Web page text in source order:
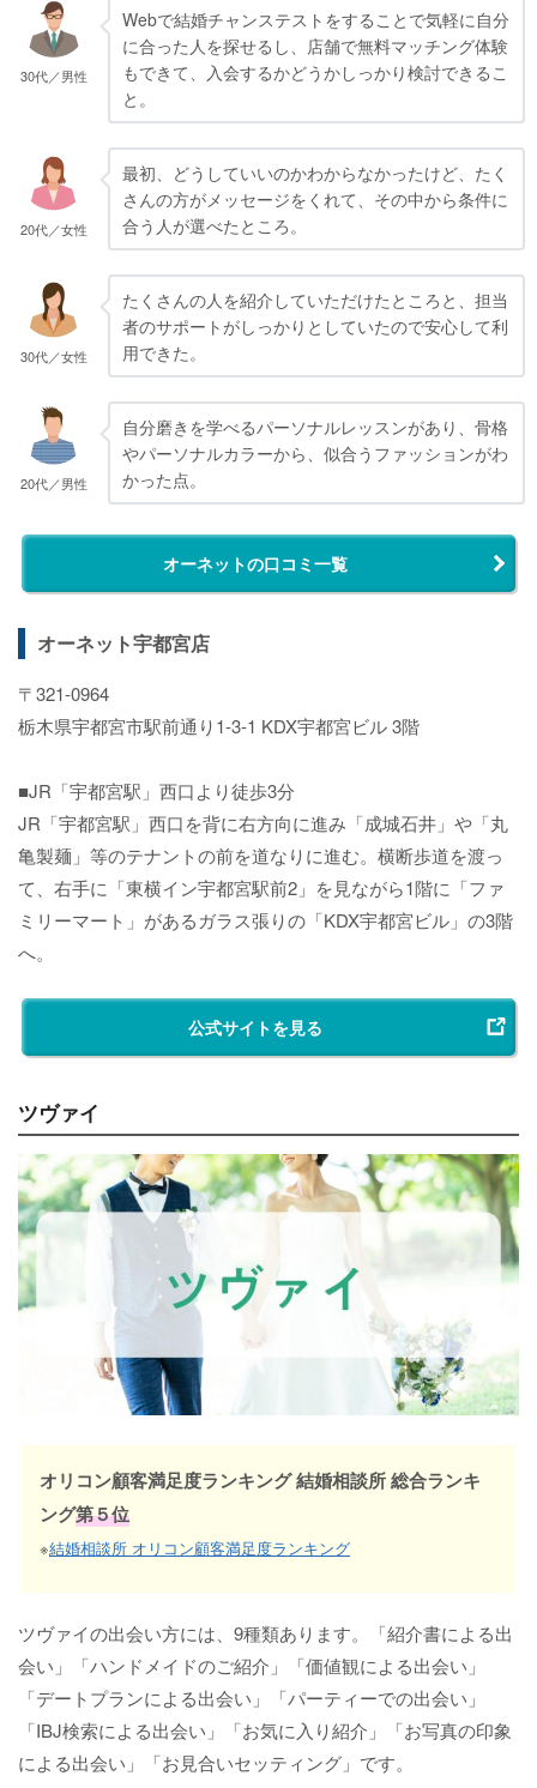
30代／男性
Webで結婚チャンステストをすることで気軽に自分
に合った人を探せるし、店舗で無料マッチング体験
もできて、入会するかどうかしっかり検討できるこ
と。
20代／女性
最初、どうしていいのかわからなかったけど、たく
さんの方がメッセージをくれて、その中から条件に
合う人が選べたところ。
30代／女性
たくさんの人を紹介していただけたところと、担当
者のサポートがしっかりとしていたので安心して利
用できた。
20代／男性
自分磨きを学べるパーソナルレッスンがあり、骨格
やパーソナルカラーから、似合うファッションがわ
かった点。
オーネットの口コミ一覧
オーネット宇都宮店
〒321-0964
栃木県宇都宮市駅前通り1-3-1 KDX宇都宮ビル 3階
■JR「宇都宮駅」西口より徒歩3分
JR「宇都宮駅」西口を背に右方向に進み「成城石井」や「丸
亀製麺」等のテナントの前を道なりに進む。横断歩道を渡っ
て、右手に「東横イン宇都宮駅前2」を見ながら1階に「ファ
ミリーマート」があるガラス張りの「KDX宇都宮ビル」の3階
へ。
公式サイトを見る
ツヴァイ
オリコン顧客満足度ランキング 結婚相談所 総合ランキ
ング第５位
※結婚相談所 オリコン顧客満足度ランキング
ツヴァイの出会い方には、9種類あります。「紹介書による出
会い」「ハンドメイドのご紹介」「価値観による出会い」
「デートプランによる出会い」「パーティーでの出会い」
「IBJ検索による出会い」「お気に入り紹介」「お写真の印象
による出会い」「お見合いセッティング」です。